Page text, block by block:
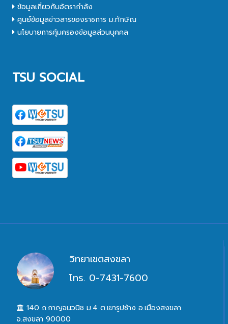
ข้อมูลเกี่ยวกับอัตรากำลัง
ศูนย์ข้อมูลข่าวสารของราชการ ม.ทักษิณ
นโยบายการคุ้มครองข้อมูลส่วนบุคคล
TSU SOCIAL
วิทยาเขตสงขลา
โทร. 0-7431-7600
140 ถ.กาญจนวนิช ม.4 ต.เขารูปช้าง อ.เมืองสงขลา
จ.สงขลา 90000